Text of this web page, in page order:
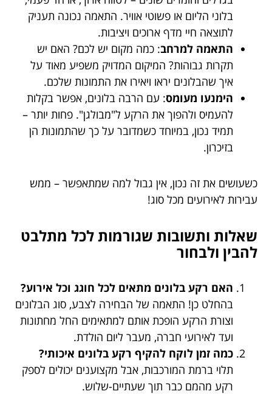
בלוני הליום או פשוטי אוויר. התאמה נכונה תעניק
לתוצאה חיי מדף ארוכים ויציבות.
התאמה למרחב: כמה מקום יש לכם? האם יש
תקרות גבוהות? המיקום המדויק משפיע מאוד על
איך שהבלונים יראו ויאירו את התמונות שלכם.
הימנעו מעומס: עם הרבה בלונים, אפשר בקלות
להעמיס ולהפוך את הרקע ל"מבולגן". פחות יותר –
תמיד נכון, במיוחד כשמדובר על כך שהתמונות הן
בזיכרון.
כשעושים את זה נכון, אין גבול למה שמתאפשר – ממש
עבירות לאירועים מכל סוג!
שאלות ותשובות שגורמות לכל מתלבט
להבין ולבחור
האם רקע בלונים מתאים לכל חוגג וכל אירוע?
בהחלט כן! התאמה של הבחירה לצבע, סוג הבלונים
וצורת הרקע הופכת אותם למתאימים החל מחתונות
ועד לאירועי חברה, מעבר ליום הולדת.
כמה זמן לוקח להקיף רקע בלונים איכותי?
תלוי ברמת המורכבות, אבל מקצוענים יכולים לספק
רקע מהמם כבר תוך שעתיים-שלוש.